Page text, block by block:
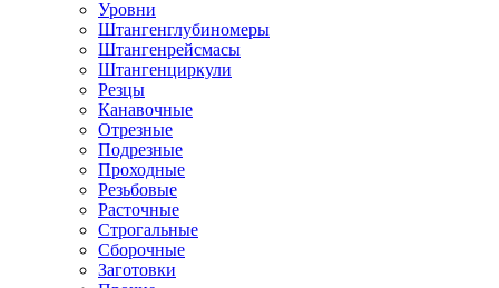
Уровни
Штангенглубиномеры
Штангенрейсмасы
Штангенциркули
Резцы
Канавочные
Отрезные
Подрезные
Проходные
Резьбовые
Расточные
Строгальные
Сборочные
Заготовки